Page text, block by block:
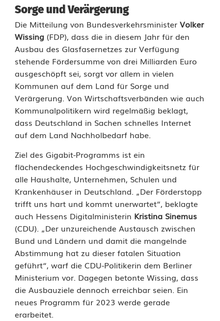
i
s
i
e
r
t
S
t
o
p
p
d
e
r
G
i
g
Sorge und Verärgerung
Die Mitteilung von Bundesverkehrsminister Volker
Wissing (FDP), dass die in diesem Jahr für den
Ausbau des Glasfasernetzes zur Verfügung
stehende Fördersumme von drei Milliarden Euro
ausgeschöpft sei, sorgt vor allem in vielen
Kommunen auf dem Land für Sorge und
Verärgerung. Von Wirtschaftsverbänden wie auch
Kommunalpolitikern wird regelmäßig beklagt,
dass Deutschland in Sachen schnelles Internet
auf dem Land Nachholbedarf habe.
Ziel des Gigabit-Programms ist ein
flächendeckendes Hochgeschwindigkeitsnetz für
alle Haushalte, Unternehmen, Schulen und
Krankenhäuser in Deutschland. „Der Förderstopp
trifft uns hart und kommt unerwartet“, beklagte
auch Hessens Digitalministerin Kristina Sinemus
(CDU). „Der unzureichende Austausch zwischen
Bund und Ländern und damit die mangelnde
Abstimmung hat zu dieser fatalen Situation
geführt“, warf die CDU-Politikerin dem Berliner
Ministerium vor. Dagegen betonte Wissing, dass
die Ausbauziele dennoch erreichbar seien. Ein
neues Programm für 2023 werde gerade
erarbeitet.